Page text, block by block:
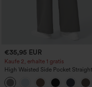
€35,95 EUR
Kaufe 2, erhalte 1 gratis
High Waisted Side Pocket
Work Pants